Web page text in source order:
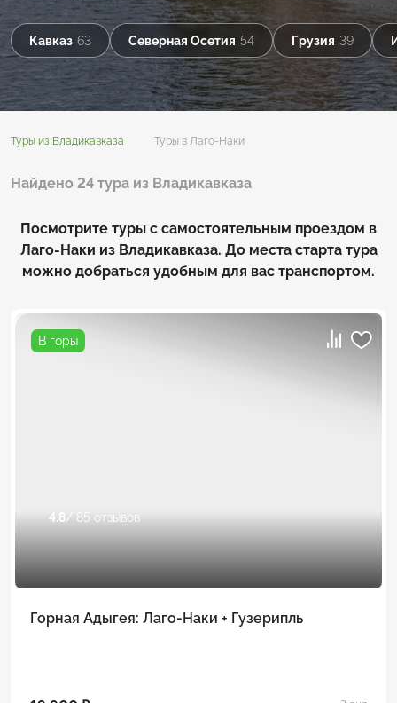
Кавказ 63 Северная Осетия 54 Грузия 39
Туры из Владикавказа Туры в Лаго-Наки
Найдено 24 тура из Владикавказа
Посмотрите туры с самостоятельным проездом в
Лаго-Наки из Владикавказа. До места старта тура
можно добраться удобным для вас транспортом.
В горы
4.8/ 85 отзывов
Горная Адыгея: Лаго-Наки + Гузерипль